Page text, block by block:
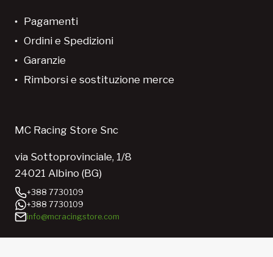
Pagamenti
Ordini e Spedizioni
Garanzie
Rimborsi e sostituzione merce
MC Racing Store Snc
via Sottoprovinciale, 1/8
24021 Albino (BG)
+388 7730109
+388 7730109
info@mcracingstore.com